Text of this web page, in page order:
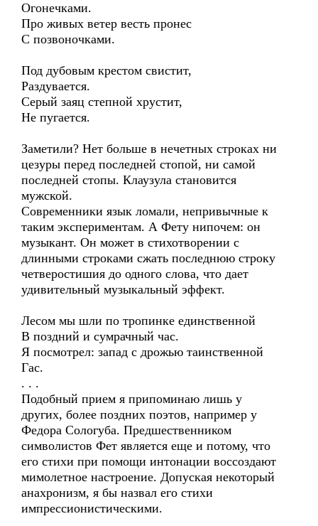
Огонечками.
Про живых ветер весть пронес
С позвоночками.
Под дубовым крестом свистит,
Раздувается.
Серый заяц степной хрустит,
Не пугается.
Заметили? Нет больше в нечетных строках ни
цезуры перед последней стопой, ни самой
последней стопы. Клаузула становится
мужской.
Современники язык ломали, непривычные к
таким экспериментам. А Фету нипочем: он
музыкант. Он может в стихотворении с
длинными строками сжать последнюю строку
четверостишия до одного слова, что дает
удивительный музыкальный эффект.
Лесом мы шли по тропинке единственной
В поздний и сумрачный час.
Я посмотрел: запад с дрожью таинственной
Гас.
. . .
Подобный прием я припоминаю лишь у
других, более поздних поэтов, например у
Федора Сологуба. Предшественником
символистов Фет является еще и потому, что
его стихи при помощи интонации воссоздают
мимолетное настроение. Допуская некоторый
анахронизм, я бы назвал его стихи
импрессионистическими.